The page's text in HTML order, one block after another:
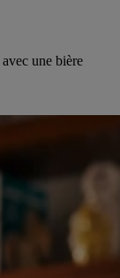
avec une bière